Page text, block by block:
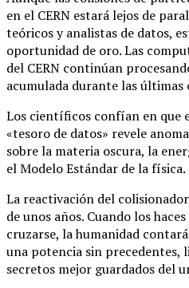
en el CERN estará lejos de
teóricos y analistas de datos,
oportunidad de oro. Las
del CERN continúan
acumulada durante las últimas
Los científicos confían en que
«tesoro de datos» revele
sobre la materia oscura, la
el Modelo Estándar de la física.
La reactivación del
de unos años. Cuando los
cruzarse, la humanidad
una potencia sin precedentes,
secretos mejor guardados del